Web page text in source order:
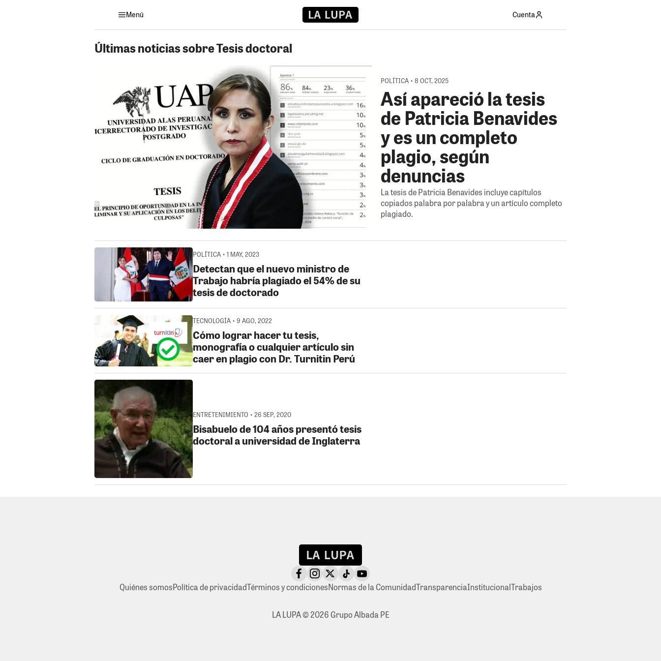
Menú Cuenta
Últimas noticias sobre Tesis doctoral
POLÍTICA • 8 OCT, 2025
Así apareció la tesis
de Patricia Benavides
y es un completo
plagio, según
denuncias
La tesis de Patricia Benavides incluye capítulos
copiados palabra por palabra y un artículo completo
plagiado.
POLÍTICA • 1 MAY, 2023
Detectan que el nuevo ministro de
Trabajo habría plagiado el 54% de su
tesis de doctorado
TECNOLOGÍA • 9 AGO, 2022
Cómo lograr hacer tu tesis,
monografía o cualquier artículo sin
caer en plagio con Dr. Turnitin Perú
ENTRETENIMIENTO • 26 SEP, 2020
Bisabuelo de 104 años presentó tesis
doctoral a universidad de Inglaterra
Quiénes somosPolítica de privacidadTérminos y condicionesNormas de la ComunidadTransparenciaInstitucionalTrabajos
LA LUPA © 2026 Grupo Albada PE